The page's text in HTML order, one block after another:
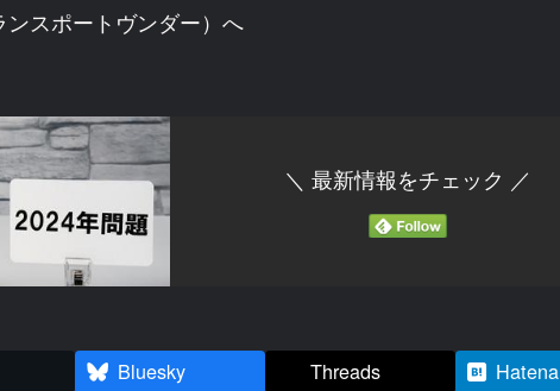
スポートヴンダー）へ
＼ 最新情報をチェック ／
Bluesky Threads Hatena